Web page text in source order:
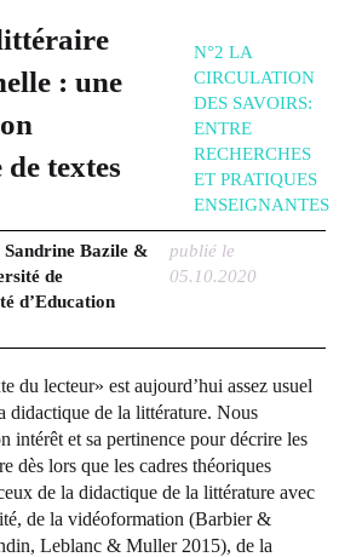
: une
textes
N°2 LA
CIRCULATION
DES SAVOIRS:
ENTRE
RECHERCHES
ET PRATIQUES
ENSEIGNANTES
Bazile &
de
d’Education
publié le
05.10.2020
du lecteur» est aujourd’hui assez usuel
didactique de la littérature. Nous
intérêt et sa pertinence pour décrire les
dès lors que les cadres théoriques
de la didactique de la littérature avec
de la vidéoformation (Barbier &
Leblanc & Muller 2015), de la